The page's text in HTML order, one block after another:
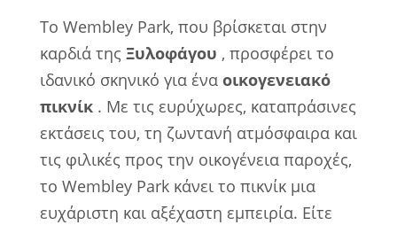
Το Wembley Park, που βρίσκεται στην
καρδιά της Ξυλοφάγου , προσφέρει το
ιδανικό σκηνικό για ένα οικογενειακό
πικνίκ . Με τις ευρύχωρες, καταπράσινες
εκτάσεις του, τη ζωντανή ατμόσφαιρα και
τις φιλικές προς την οικογένεια παροχές,
το Wembley Park κάνει το πικνίκ μια
ευχάριστη και αξέχαστη εμπειρία. Είτε